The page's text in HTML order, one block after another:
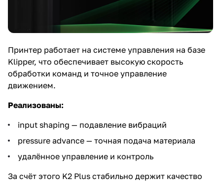
Принтер работает на системе управления на базе
Klipper, что обеспечивает высокую скорость
обработки команд и точное управление
движением.
Реализованы:
input shaping — подавление вибраций
pressure advance — точная подача материала
удалённое управление и контроль
За счёт этого K2 Plus стабильно держит качество